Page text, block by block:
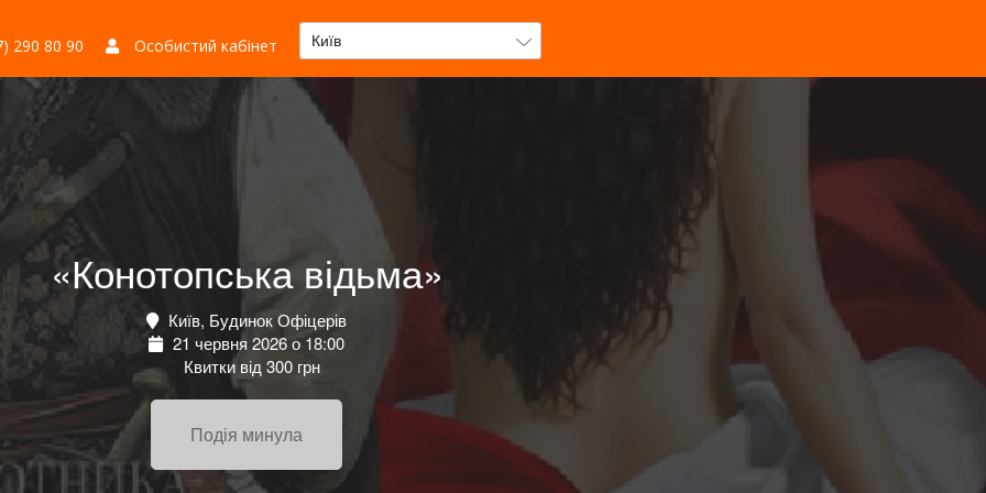
290 80 90 Особистий кабінет Київ
«Конотопська відьма»
Київ, Будинок Офіцерів
21 червня 2026 о 18:00
Квитки від 300 грн
Подія минула